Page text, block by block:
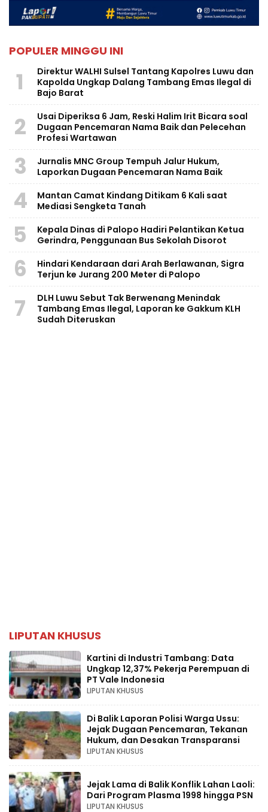
POPULER MINGGU INI
1
Direktur WALHI Sulsel Tantang Kapolres Luwu dan
Kapolda Ungkap Dalang Tambang Emas Ilegal di
Bajo Barat
2
Usai Diperiksa 6 Jam, Reski Halim Irit Bicara soal
Dugaan Pencemaran Nama Baik dan Pelecehan
Profesi Wartawan
3
Jurnalis MNC Group Tempuh Jalur Hukum,
Laporkan Dugaan Pencemaran Nama Baik
4
Mantan Camat Kindang Ditikam 6 Kali saat
Mediasi Sengketa Tanah
5
Kepala Dinas di Palopo Hadiri Pelantikan Ketua
Gerindra, Penggunaan Bus Sekolah Disorot
6
Hindari Kendaraan dari Arah Berlawanan, Sigra
Terjun ke Jurang 200 Meter di Palopo
7
DLH Luwu Sebut Tak Berwenang Menindak
Tambang Emas Ilegal, Laporan ke Gakkum KLH
Sudah Diteruskan
LIPUTAN KHUSUS
Kartini di Industri Tambang: Data
Ungkap 12,37% Pekerja Perempuan di
PT Vale Indonesia
LIPUTAN KHUSUS
Di Balik Laporan Polisi Warga Ussu:
Jejak Dugaan Pencemaran, Tekanan
Hukum, dan Desakan Transparansi
LIPUTAN KHUSUS
Jejak Lama di Balik Konflik Lahan Laoli:
Dari Program Plasma 1998 hingga PSN
LIPUTAN KHUSUS